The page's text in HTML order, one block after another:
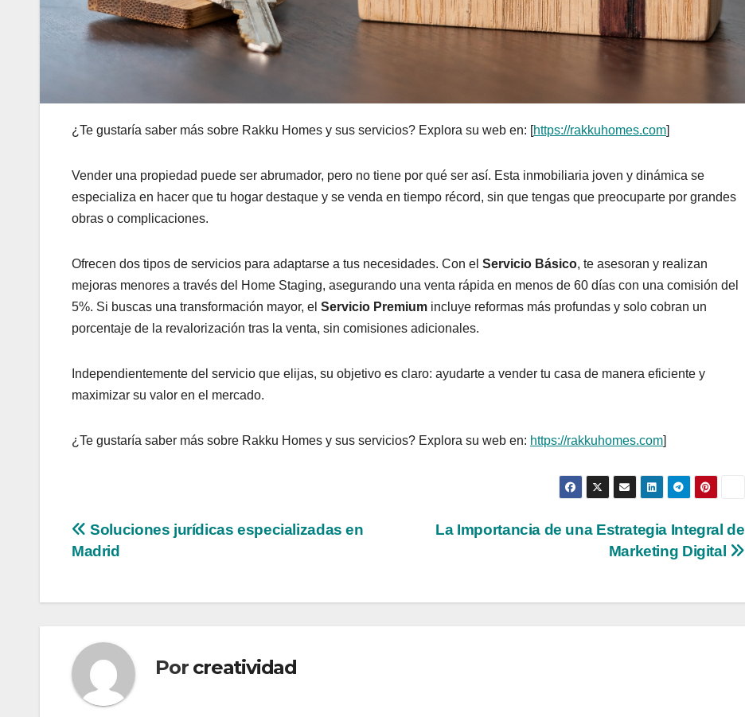
¿Te gustaría saber más sobre Rakku Homes y sus servicios? Explora su web en: [https://rakkuhomes.com]
Vender una propiedad puede ser abrumador, pero no tiene por qué ser así. Esta inmobiliaria joven y dinámica se
especializa en hacer que tu hogar destaque y se venda en tiempo récord, sin que tengas que preocuparte por grandes
obras o complicaciones.
Ofrecen dos tipos de servicios para adaptarse a tus necesidades. Con el Servicio Básico, te asesoran y realizan
mejoras menores a través del Home Staging, asegurando una venta rápida en menos de 60 días con una comisión del
5%. Si buscas una transformación mayor, el Servicio Premium incluye reformas más profundas y solo cobran un
porcentaje de la revalorización tras la venta, sin comisiones adicionales.
Independientemente del servicio que elijas, su objetivo es claro: ayudarte a vender tu casa de manera eficiente y
maximizar su valor en el mercado.
¿Te gustaría saber más sobre Rakku Homes y sus servicios? Explora su web en: https://rakkuhomes.com]
Navegación
entradas
La Importancia de una Estrategia Integral de
Marketing Digital
Soluciones jurídicas especializadas en
Madrid
Por creatividad